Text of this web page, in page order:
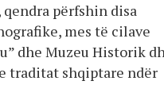
përfshin disa
mes të cilave
dhe Muzeu Historik
traditat shqiptare ndër